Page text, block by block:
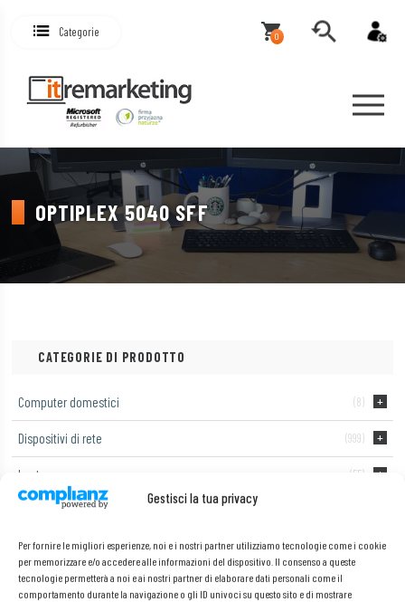
Gestisci la tua privacy
Per fornire le migliori esperienze, noi e i nostri partner utilizziamo tecnologie come i cookie
per memorizzare e/o accedere alle informazioni del dispositivo. Il consenso a queste
tecnologie permetterà a noi e ai nostri partner di elaborare dati personali come il
comportamento durante la navigazione o gli ID univoci su questo sito e di mostrare
Categorie 0
OPTIPLEX 5040 SFF
CATEGORIE DI PRODOTTO
Computer domestici (8)
Dispositivi di rete (999)
Laptop (55)
Monitor di computer
Telefoni e tablet (2)